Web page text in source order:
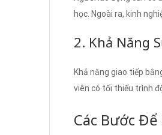
học. Ngoài ra, kinh
2. Khả Năng
Khả năng giao tiếp
viên có tối thiểu trình
Các Bước